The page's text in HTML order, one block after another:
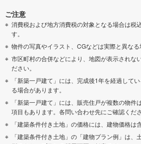
ご注意
消費税および地方消費税の対象となる場合は税
す。
物件の写真やイラスト、CGなどは実際と異なる
市区町村の合併などにより、地図が表示されな
ださい。
「新築一戸建て」には、完成後1年を経過して
る場合があります。
「新築一戸建て」には、販売住戸が複数の物件
項目もあります。各問い合わせ先にご確認くださ
「建築条件付き土地」の価格には、建物価格は
「建築条件付き土地」の「建物プラン例」は、